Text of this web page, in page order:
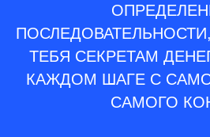
ТЕБЯ СЕКРЕТАМ
КАЖДОМ ШАГЕ С
САМОГО